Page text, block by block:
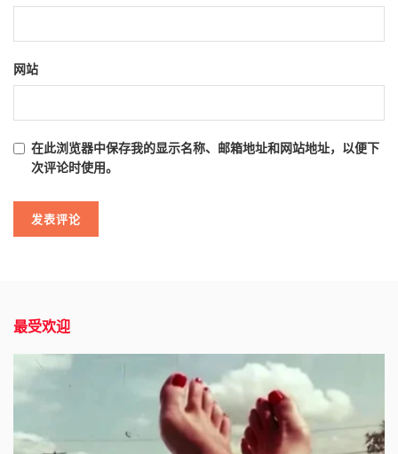
网站
在此浏览器中保存我的显示名称、邮箱地址和网站地址，以便下
次评论时使用。
最受欢迎